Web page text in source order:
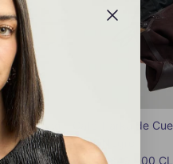
Diamond - Café
Parka de
Precio normal
$349.900